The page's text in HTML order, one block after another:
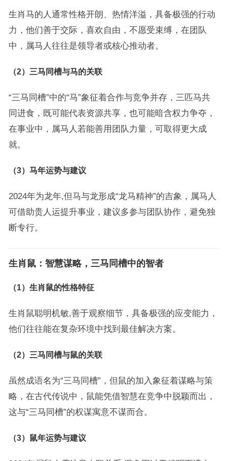
生肖马的人通常性格开朗、热情洋溢，具备极强的行动
力，他们善于交际，喜欢自由，不愿受束缚，在团队
中，属马人往往是领导者或核心推动者。
（2）三马同槽与马的关联
“三马同槽”中的“马”象征着合作与竞争并存，三匹马共
同进食，既可能代表资源共享，也可能暗含权力争夺，
在事业中，属马人若能善用团队力量，可取得更大成
就。
（3）马年运势与建议
2024年为龙年,但马与龙形成“龙马精神”的吉象，属马人
可借助贵人运提升事业，建议多参与团队协作，避免独
断专行。
生肖鼠：智慧谋略，三马同槽中的智者
（1）生肖鼠的性格特征
生肖鼠聪明机敏,善于观察细节，具备极强的应变能力，
他们往往能在复杂环境中找到最佳解决方案。
（2）三马同槽与鼠的关联
虽然成语名为“三马同槽”，但鼠的加入象征着谋略与策
略，在古代传说中，鼠能凭借智慧在竞争中脱颖而出，
这与“三马同槽”的权谋寓意不谋而合。
（3）鼠年运势与建议